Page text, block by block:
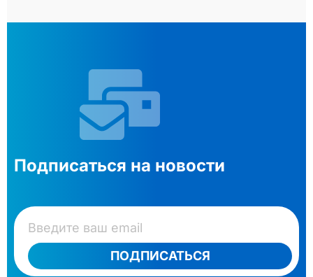
Подписаться на новости
ПОДПИСАТЬСЯ